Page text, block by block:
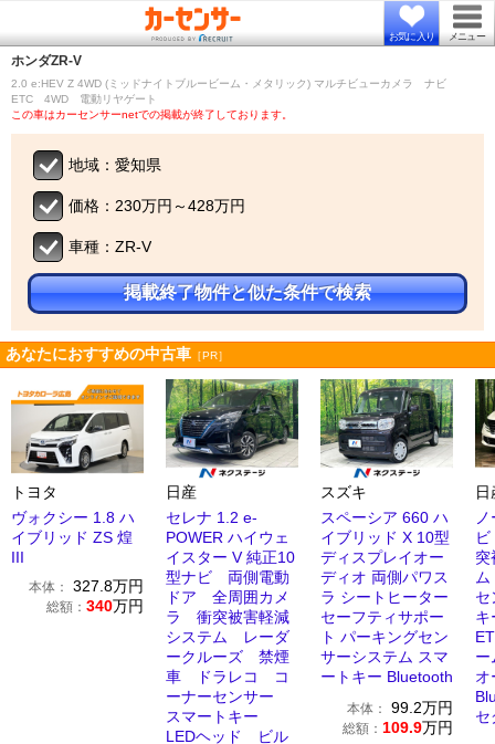
お気に入り メニュー
ホンダZR-V
2.0 e:HEV Z 4WD (ミッドナイトブルービーム・メタリック) マルチビューカメラ ナビ
ETC 4WD 電動リヤゲート
この車はカーセンサーnetでの掲載が終了しております。
地域：愛知県
価格：230万円～428万円
車種：ZR-V
掲載終了物件と似た条件で検索
あなたにおすすめの中古車 ［PR］
トヨタ
ヴォクシー 1.8 ハ
イブリッド ZS 煌
III
本体： 327.8万円
総額： 340万円
日産
セレナ 1.2 e-
POWER ハイウェ
イスター V 純正10
型ナビ 両側電動
ドア 全周囲カメ
ラ 衝突被害軽減
システム レーダ
ークルーズ 禁煙
車 ドラレコ コ
ーナーセンサー
スマートキー
LEDヘッド ビル
スズキ
スペーシア 660 ハ
イブリッド X 10型
ディスプレイオー
ディオ 両側パワス
ラ シートヒーター
セーフティサポー
ト パーキングセン
サーシステム スマ
ートキー Bluetooth
本体： 99.2万円
総額： 109.9万円
日
突
セ
キ
ー
オ
セ